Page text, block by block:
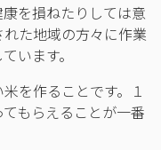
を損ねたりしては意
た地域の方々に作業
います。
を作ることです。１
もらえることが一番